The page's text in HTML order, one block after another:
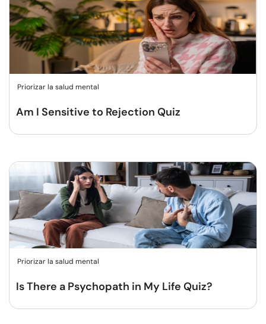
Priorizar la salud mental
Am I Sensitive to Rejection Quiz
Priorizar la salud mental
Is There a Psychopath in My Life Quiz?